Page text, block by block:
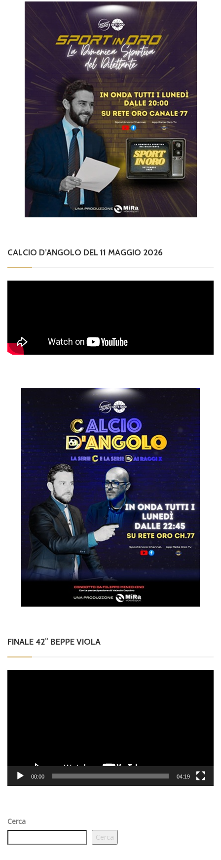
CALCIO D’ANGOLO DEL 11 MAGGIO 2026
FINALE 42° BEPPE VIOLA
00:00 04:19
Cerca
Cerca